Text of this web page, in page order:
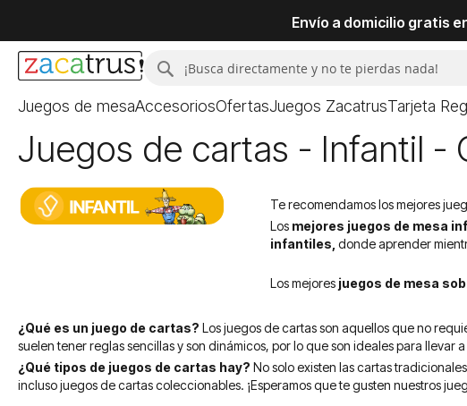
Envío a domicilio gratis
Buscar
Juegos de mesaAccesoriosOfertasJuegos ZacatrusTarjeta
Juegos de cartas - Infantil -
Te recomendamos los mejores
Los mejores juegos de mesa
infantiles, donde aprender
Los mejores juegos de mesa
¿Qué es un juego de cartas? Los juegos de cartas son aquellos que no
suelen tener reglas sencillas y son dinámicos, por lo que son ideales para llevar
¿Qué tipos de juegos de cartas hay? No solo existen las cartas
incluso juegos de cartas coleccionables. ¡Esperamos que te gusten nuestros